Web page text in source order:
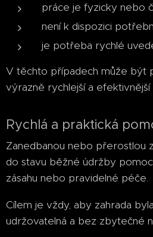
práce je fyzicky nebo
není k dispozici
je potřeba rychlé
V těchto případech může být
výrazně rychlejší a
Rychlá a praktická
Zanedbanou nebo přerostlou
do stavu běžné údržby
zásahu nebo pravidelné péče.
Cílem je vždy, aby zahrada
udržovatelná a bez zbytečné